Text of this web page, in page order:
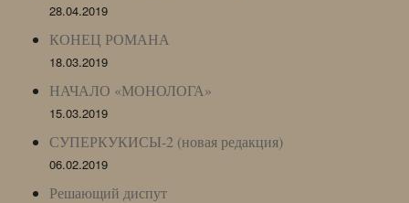
28.04.2019
КОНЕЦ РОМАНА
18.03.2019
НАЧАЛО «МОНОЛОГА»
15.03.2019
СУПЕРКУКИСЫ-2 (новая редакция)
06.02.2019
Решающий диспут